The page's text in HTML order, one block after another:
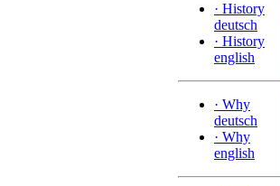
· History
deutsch
· History
english
· Why
deutsch
· Why
english